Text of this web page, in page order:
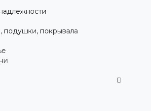
подушки, покрывала